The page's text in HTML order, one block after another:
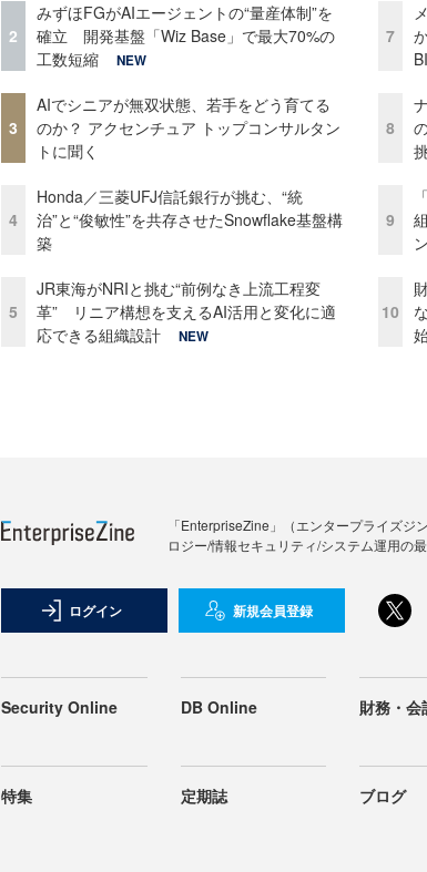
2
みずほFGがAIエージェントの“量産体制”を
確立 開発基盤「Wiz Base」で最大70%の
工数短縮
NEW
3
AIでシニアが無双状態、若手をどう育てる
のか？ アクセンチュア トップコンサルタン
トに聞く
4
Honda／三菱UFJ信託銀行が挑む、“統
治”と“俊敏性”を共存させたSnowflake基盤構
築
5
JR東海がNRIと挑む“前例なき上流工程変
革” リニア構想を支えるAI活用と変化に適
応できる組織設計
NEW
7
8
9
10
「EnterpriseZine」（エンタープライズ
ロジー/情報セキュリティ/システム運用の
ログイン 新規会員登録
Security Online DB Online 財務・
特集 定期誌 ブログ